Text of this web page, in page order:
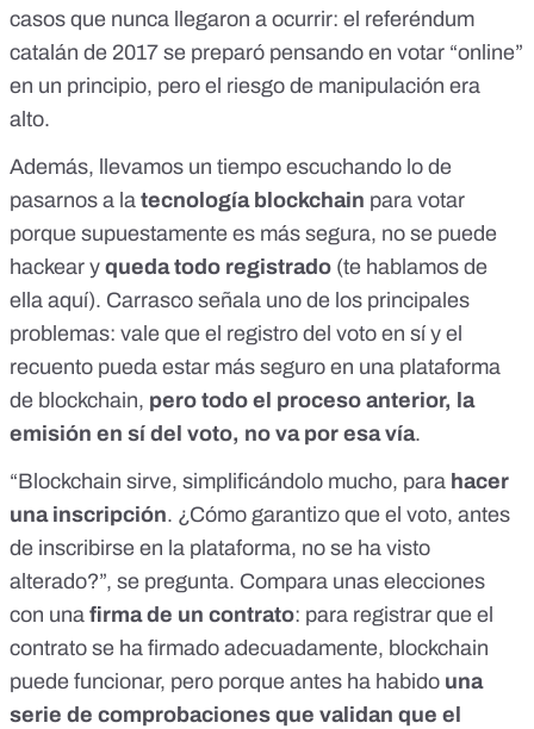
casos que nunca llegaron a ocurrir: el referéndum
catalán de 2017 se preparó pensando en votar “online”
en un principio, pero el riesgo de manipulación era
alto.
Además, llevamos un tiempo escuchando lo de
pasarnos a la tecnología blockchain para votar
porque supuestamente es más segura, no se puede
hackear y queda todo registrado (te hablamos de
ella aquí). Carrasco señala uno de los principales
problemas: vale que el registro del voto en sí y el
recuento pueda estar más seguro en una plataforma
de blockchain, pero todo el proceso anterior, la
emisión en sí del voto, no va por esa vía.
“Blockchain sirve, simplificándolo mucho, para hacer
una inscripción. ¿Cómo garantizo que el voto, antes
de inscribirse en la plataforma, no se ha visto
alterado?”, se pregunta. Compara unas elecciones
con una firma de un contrato: para registrar que el
contrato se ha firmado adecuadamente, blockchain
puede funcionar, pero porque antes ha habido una
serie de comprobaciones que validan que el